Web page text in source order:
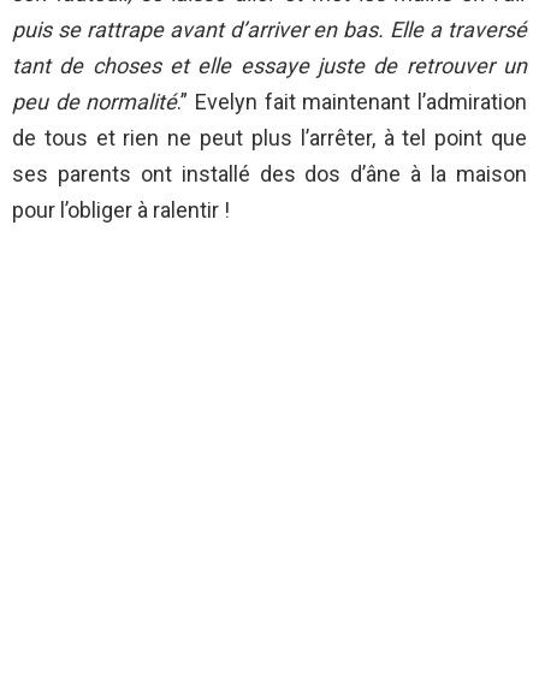
puis se rattrape avant d’arriver en bas. Elle a traversé
tant de choses et elle essaye juste de retrouver un
peu de normalité.” Evelyn fait maintenant l’admiration
de tous et rien ne peut plus l’arrêter, à tel point que
ses parents ont installé des dos d’âne à la maison
pour l’obliger à ralentir !